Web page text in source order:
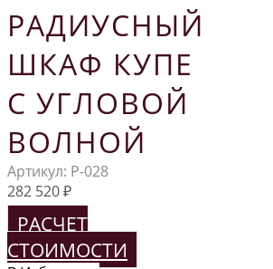
РАДИУСНЫЙ
ШКАФ КУПЕ
С УГЛОВОЙ
ВОЛНОЙ
Артикул: Р-028
282 520₽
РАСЧЕТ
СТОИМОСТИ